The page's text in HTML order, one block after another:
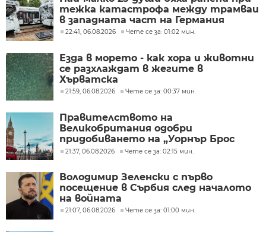
тежка катастрофа между трамваи
в западната част на Германия
22:41, 06.08.2026 Чете се за: 01:02 мин.
Езда в морето - как хора и животни
се разхлаждат в жегите в
Хърватска
21:59, 06.08.2026 Чете се за: 00:37 мин.
Правителството на
Великобритания одобри
придобиването на „Уорнър Брос
Дискавъри“ от „Парамаунт“ за 110
21:37, 06.08.2026 Чете се за: 02:15 мин.
Володимир Зеленски с първо
посещение в Сърбия след началото
на войната
21:07, 06.08.2026 Чете се за: 01:00 мин.